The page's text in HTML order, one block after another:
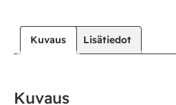
Kuvaus Lisätiedot
Kuvaus